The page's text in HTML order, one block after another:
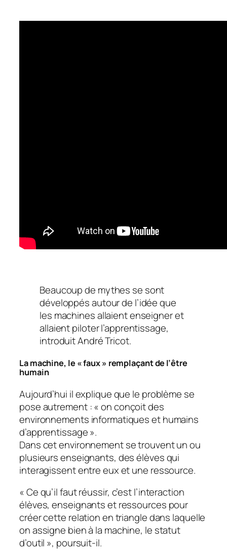
Beaucoup de mythes se sont
développés autour de l’idée que
les machines allaient enseigner et
allaient piloter l’apprentissage,
introduit André Tricot.
La machine, le «faux» remplaçant de l’être
humain
Aujourd’hui il explique que le problème se
pose autrement : «on conçoit des
environnements informatiques et humains
d’apprentissage».
Dans cet environnement se trouvent un ou
plusieurs enseignants, des élèves qui
interagissent entre eux et une ressource.
«Ce qu’il faut réussir, c’est l’interaction
élèves, enseignants et ressources pour
créer cette relation en triangle dans laquelle
on assigne bien à la machine, le statut
d’outil », poursuit-il.